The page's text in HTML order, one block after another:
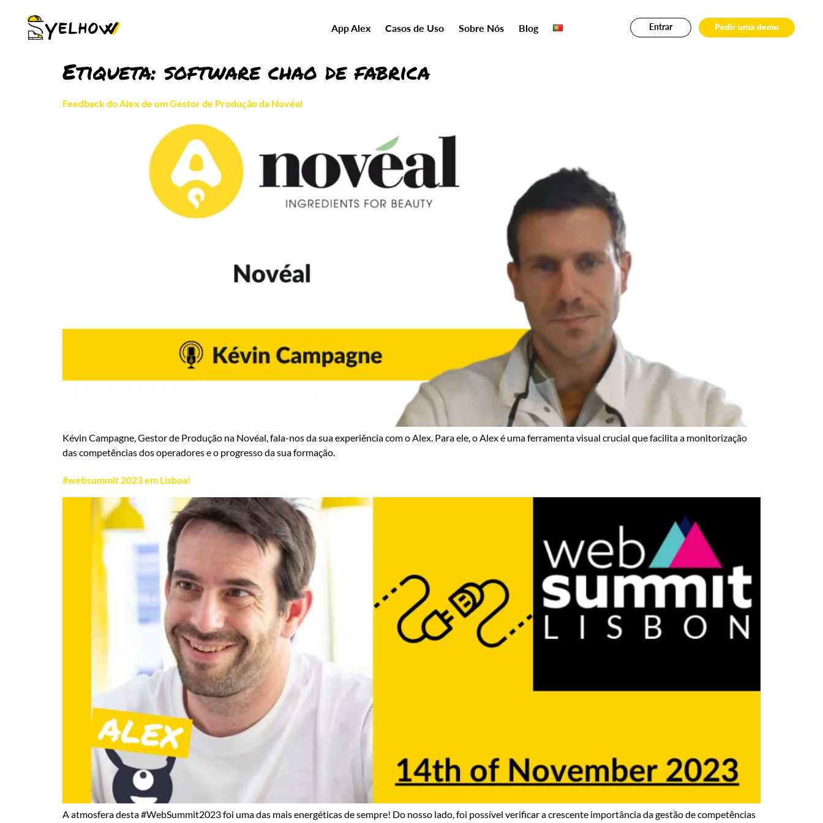
App Alex Casos de Uso Sobre Nós Blog Entrar Pedir uma demo
Etiqueta: software chao de fabrica
Feedback do Alex de um Gestor de Produção da Novéal
Kévin Campagne, Gestor de Produção na Novéal, fala-nos da sua experiência com o Alex. Para ele, o Alex é uma ferramenta visual crucial que facilita a monitorização
das competências dos operadores e o progresso da sua formação.
#websummit 2023 em Lisboa!
A atmosfera desta #WebSummit2023 foi uma das mais energéticas de sempre! Do nosso lado, foi possível verificar a crescente importância da gestão de competências